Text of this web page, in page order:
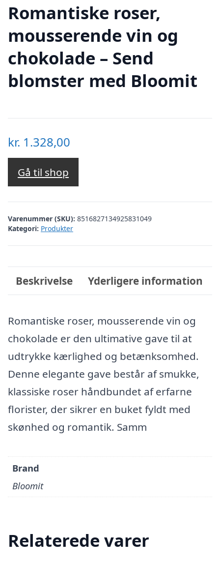
Romantiske roser,
mousserende vin og
chokolade – Send
blomster med Bloomit
kr. 1.328,00
Gå til shop
Varenummer (SKU): 8516827134925831049
Kategori: Produkter
Beskrivelse Yderligere information
Romantiske roser, mousserende vin og
chokolade er den ultimative gave til at
udtrykke kærlighed og betænksomhed.
Denne elegante gave består af smukke,
klassiske roser håndbundet af erfarne
florister, der sikrer en buket fyldt med
skønhed og romantik. Samm
Brand
Bloomit
Relaterede varer